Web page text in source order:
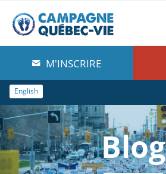
À propos de nous
Blog
Comprendre
Agir
Boutique
M'INSCRIRE
English
Blog